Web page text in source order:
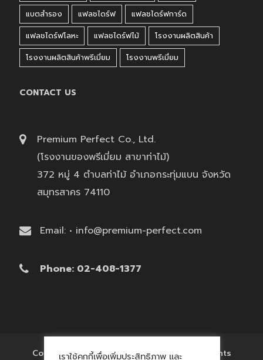
แบตสำรอง
แฟลชไดร์ฟ
แฟลชไดร์ฟการ์ด
แฟลชไดร์ฟโลหะ
แฟลชไดร์ฟไม้
โรงงานผลิตสินค้า
โรงงานผลิตสินค้าพรีเมี่ยม
โรงงานพรีเมี่ยม
CONTACT US
Premium Perfect Co., Ltd.
(โรงงานของพรีเมี่ยม สาขาท่าไม้)
372 หมู่ 4 ตำบลท่าไม้ อำเภอกระทุ่มแบน จังหวัด
สมุทรสาคร 74110
Email: • info@premium-perfect.com
Phone: 02-408-1377
Copyright © 2017 'โรงงานของพรีเมี่ยม' All Rights
เราใช้คุกกี้เพื่อเพิ่มประสิทธิภาพ และ